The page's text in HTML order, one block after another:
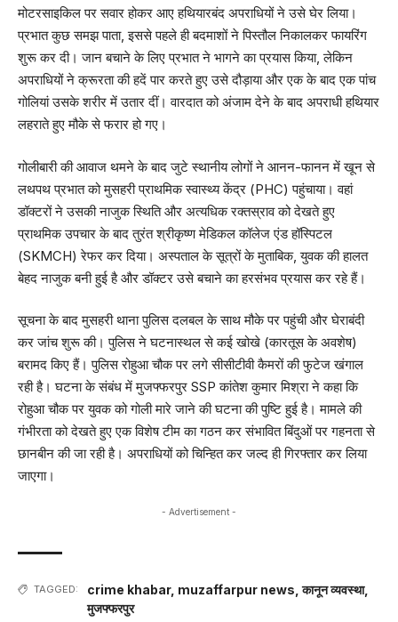
मोटरसाइकिल पर सवार होकर आए हथियारबंद अपराधियों ने उसे घेर लिया।
प्रभात कुछ समझ पाता, इससे पहले ही बदमाशों ने पिस्तौल निकालकर फायरिंग
शुरू कर दी। जान बचाने के लिए प्रभात ने भागने का प्रयास किया, लेकिन
अपराधियों ने क्रूरता की हदें पार करते हुए उसे दौड़ाया और एक के बाद एक पांच
गोलियां उसके शरीर में उतार दीं। वारदात को अंजाम देने के बाद अपराधी हथियार
लहराते हुए मौके से फरार हो गए।
गोलीबारी की आवाज थमने के बाद जुटे स्थानीय लोगों ने आनन-फानन में खून से
लथपथ प्रभात को मुसहरी प्राथमिक स्वास्थ्य केंद्र (PHC) पहुंचाया। वहां
डॉक्टरों ने उसकी नाजुक स्थिति और अत्यधिक रक्तस्राव को देखते हुए
प्राथमिक उपचार के बाद तुरंत श्रीकृष्ण मेडिकल कॉलेज एंड हॉस्पिटल
(SKMCH) रेफर कर दिया। अस्पताल के सूत्रों के मुताबिक, युवक की हालत
बेहद नाजुक बनी हुई है और डॉक्टर उसे बचाने का हरसंभव प्रयास कर रहे हैं।
सूचना के बाद मुसहरी थाना पुलिस दलबल के साथ मौके पर पहुंची और घेराबंदी
कर जांच शुरू की। पुलिस ने घटनास्थल से कई खोखे (कारतूस के अवशेष)
बरामद किए हैं। पुलिस रोहुआ चौक पर लगे सीसीटीवी कैमरों की फुटेज खंगाल
रही है। घटना के संबंध में मुजफ्फरपुर SSP कांतेश कुमार मिश्रा ने कहा कि
रोहुआ चौक पर युवक को गोली मारे जाने की घटना की पुष्टि हुई है। मामले की
गंभीरता को देखते हुए एक विशेष टीम का गठन कर संभावित बिंदुओं पर गहनता से
छानबीन की जा रही है। अपराधियों को चिन्हित कर जल्द ही गिरफ्तार कर लिया
जाएगा।
- Advertisement -
TAGGED: crime khabar, muzaffarpur news ,कानून व्यवस्था,
मुजफ्फरपुर